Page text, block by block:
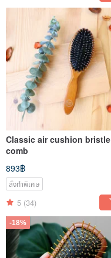
Classic air cushion bristle
comb
893฿
สั่งทำพิเศษ
5 (34)
-18%